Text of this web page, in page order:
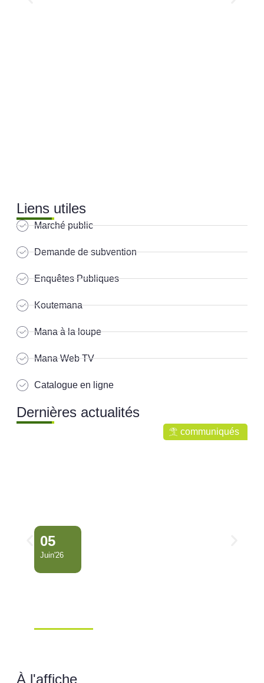
Liens utiles
Marché public
Demande de subvention
Enquêtes Publiques
Koutemana
Mana à la loupe
Mana Web TV
Catalogue en ligne
Dernières actualités
communiqués
05
Juin'26
À l'affiche